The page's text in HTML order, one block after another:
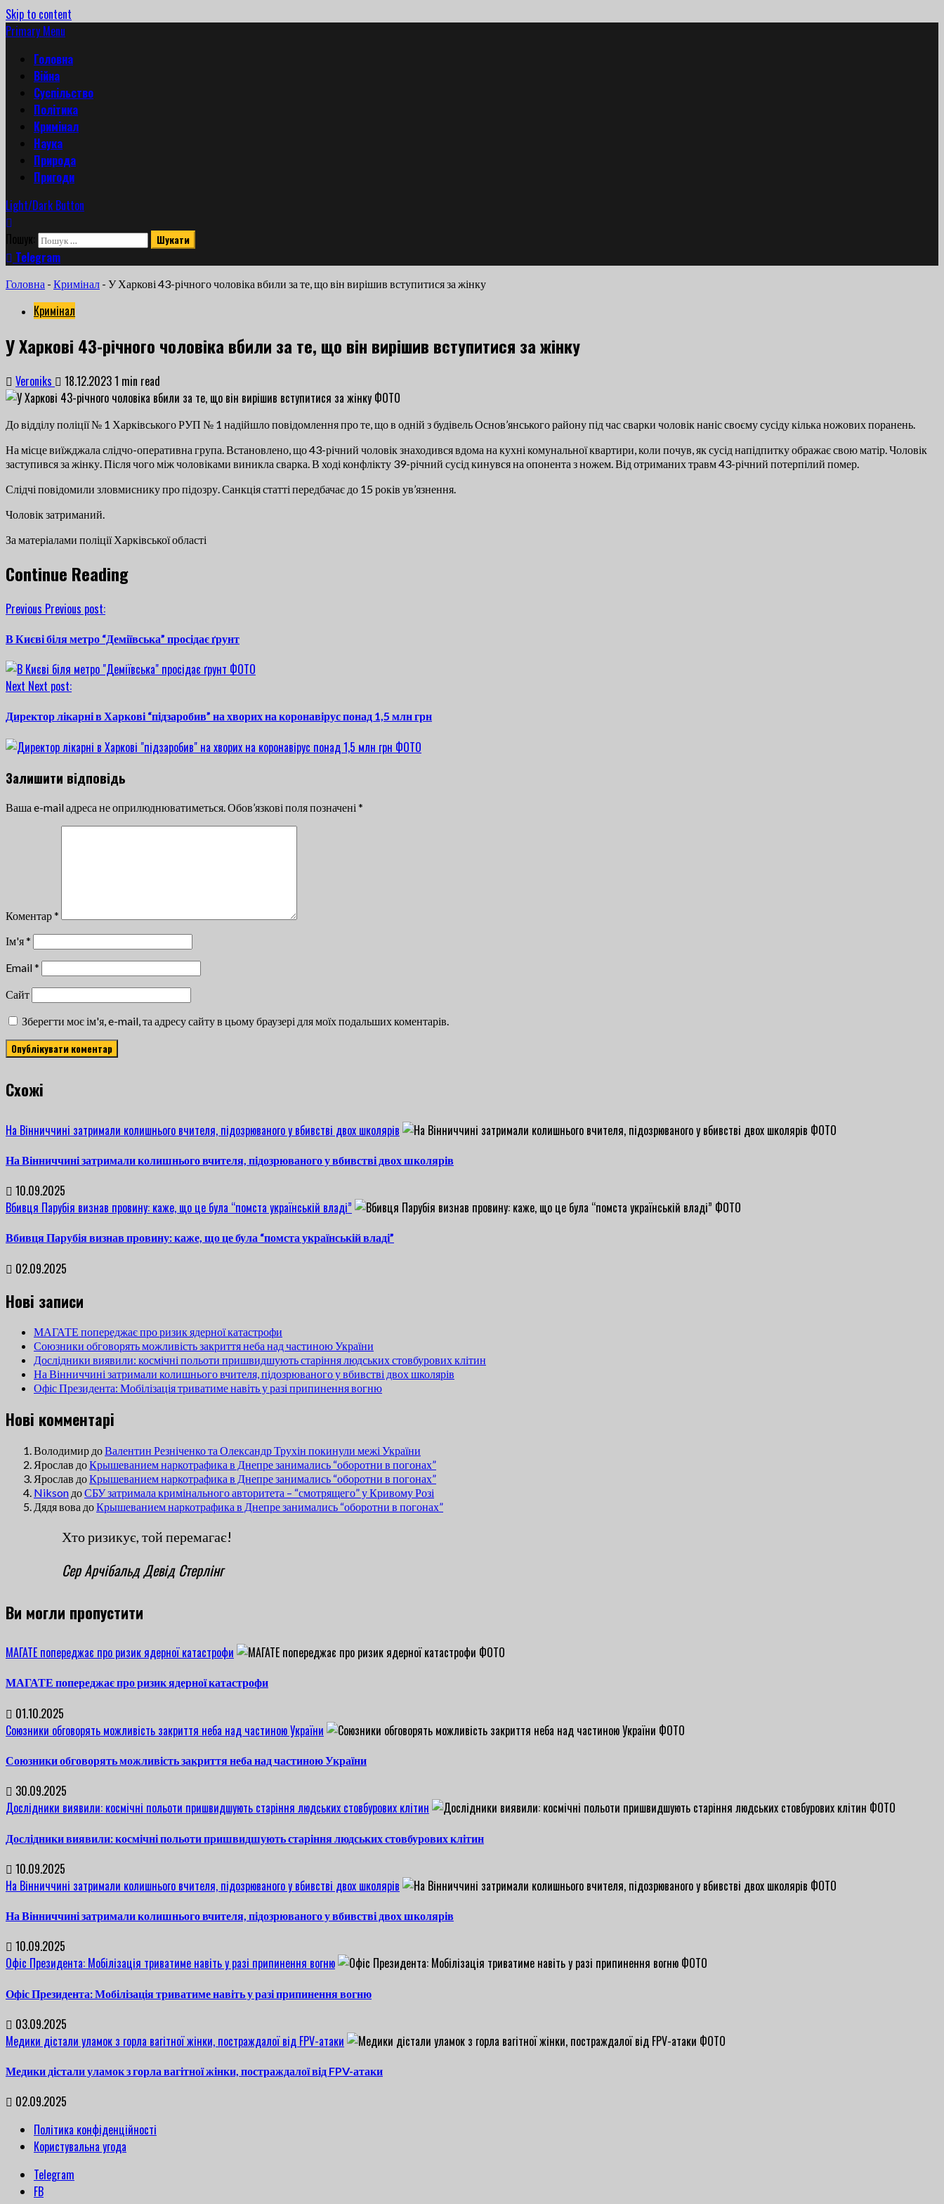
Skip to content
Primary Menu
Головна
Війна
Суспільство
Політика
Кримінал
Наука
Природа
Пригоди
Light/Dark Button
Пошук:
Telegram
Головна - Кримінал - У Харкові 43-річного чоловіка вбили за те, що він вирішив вступитися за жінку
Кримінал
У Харкові 43-річного чоловіка вбили за те, що він вирішив вступитися за жінку
Veroniks 18.12.20231 min read
До відділу поліції № 1 Харківського РУП № 1 надійшло повідомлення про те, що в одній з будівель Основ’янського району під час сварки чоловік наніс своєму сусіду кілька ножових поранень.
На місце виїжджала слідчо-оперативна група. Встановлено, що 43-річний чоловік знаходився вдома на кухні комунальної квартири, коли почув, як сусід напідпитку ображає свою матір. Чоловік
заступився за жінку. Після чого між чоловіками виникла сварка. В ході конфлікту 39-річний сусід кинувся на опонента з ножем. Від отриманих травм 43-річний потерпілий помер.
Слідчі повідомили зловмиснику про підозру. Санкція статті передбачає до 15 років ув’язнення.
Чоловік затриманий.
За матеріалами поліції Харківської області
Continue Reading
Previous Previous post:
В Києві біля метро “Деміївська” просідає ґрунт
Next Next post:
Директор лікарні в Харкові “підзаробив” на хворих на коронавірус понад 1,5 млн грн
Залишити відповідь
Ваша e-mail адреса не оприлюднюватиметься.Обов’язкові поля позначені *
Коментар*
Ім'я*
Email*
Сайт
Зберегти моє ім'я, e-mail, та адресу сайту в цьому браузері для моїх подальших коментарів.
Cхожі
На Вінниччині затримали колишнього вчителя, підозрюваного у вбивстві двох школярів
На Вінниччині затримали колишнього вчителя, підозрюваного у вбивстві двох школярів
10.09.2025
Вбивця Парубія визнав провину: каже, що це була “помста українській владі”
Вбивця Парубія визнав провину: каже, що це була “помста українській владі”
02.09.2025
Нові записи
МАГАТЕ попереджає про ризик ядерної катастрофи
Союзники обговорять можливість закриття неба над частиною України
Дослідники виявили: космічні польоти пришвидшують старіння людських стовбурових клітин
На Вінниччині затримали колишнього вчителя, підозрюваного у вбивстві двох школярів
Офіс Президента: Мобілізація триватиме навіть у разі припинення вогню
Нові комментарі
Володимир доВалентин Резніченко та Олександр Трухін покинули межі України
Ярослав доКрышеванием наркотрафика в Днепре занимались “оборотни в погонах”
Ярослав доКрышеванием наркотрафика в Днепре занимались “оборотни в погонах”
Nikson доСБУ затримала кримінального авторитета – “смотрящего” у Кривому Розі
Дядя вова доКрышеванием наркотрафика в Днепре занимались “оборотни в погонах”
Хто ризикує, той перемагає!
Сер Арчібальд Девід Стерлінг
Ви могли пропустити
МАГАТЕ попереджає про ризик ядерної катастрофи
МАГАТЕ попереджає про ризик ядерної катастрофи
01.10.2025
Союзники обговорять можливість закриття неба над частиною України
Союзники обговорять можливість закриття неба над частиною України
30.09.2025
Дослідники виявили: космічні польоти пришвидшують старіння людських стовбурових клітин
Дослідники виявили: космічні польоти пришвидшують старіння людських стовбурових клітин
10.09.2025
На Вінниччині затримали колишнього вчителя, підозрюваного у вбивстві двох школярів
На Вінниччині затримали колишнього вчителя, підозрюваного у вбивстві двох школярів
10.09.2025
Офіс Президента: Мобілізація триватиме навіть у разі припинення вогню
Офіс Президента: Мобілізація триватиме навіть у разі припинення вогню
03.09.2025
Медики дістали уламок з горла вагітної жінки, постраждалої від FPV-атаки
Медики дістали уламок з горла вагітної жінки, постраждалої від FPV-атаки
02.09.2025
Політика конфіденційності
Користувальна угода
Telegram
FB